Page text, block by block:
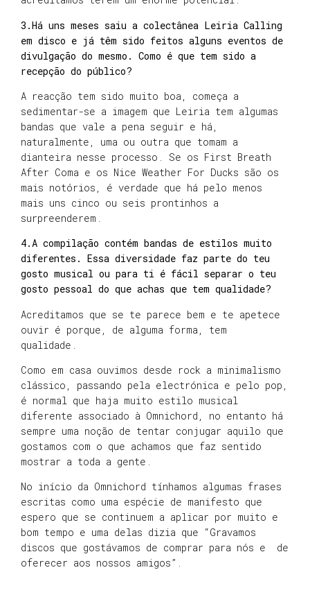
3.Há uns meses saiu a colectânea Leiria Calling
em disco e já têm sido feitos alguns eventos de
divulgação do mesmo. Como é que tem sido a
recepção do público?
A reacção tem sido muito boa, começa a
sedimentar-se a imagem que Leiria tem algumas
bandas que vale a pena seguir e há,
naturalmente, uma ou outra que tomam a
dianteira nesse processo. Se os First Breath
After Coma e os Nice Weather For Ducks são os
mais notórios, é verdade que há pelo menos
mais uns cinco ou seis prontinhos a
surpreenderem.
4.A compilação contém bandas de estilos muito
diferentes. Essa diversidade faz parte do teu
gosto musical ou para ti é fácil separar o teu
gosto pessoal do que achas que tem qualidade?
Acreditamos que se te parece bem e te apetece
ouvir é porque, de alguma forma, tem
qualidade.
Como em casa ouvimos desde rock a minimalismo
clássico, passando pela electrónica e pelo pop,
é normal que haja muito estilo musical
diferente associado à Omnichord, no entanto há
sempre uma noção de tentar conjugar aquilo que
gostamos com o que achamos que faz sentido
mostrar a toda a gente.
No início da Omnichord tínhamos algumas frases
escritas como uma espécie de manifesto que
espero que se continuem a aplicar por muito e
bom tempo e uma delas dizia que “Gravamos
discos que gostávamos de comprar para nós e de
oferecer aos nossos amigos”.